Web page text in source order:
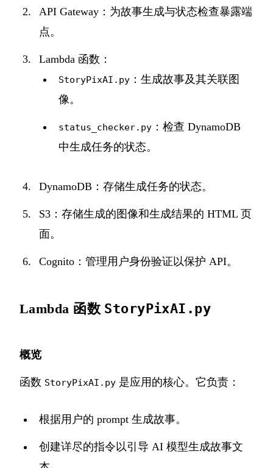
API Gateway：为故事生成与状态检查暴露端
点。
Lambda 函数：
StoryPixAI.py ：生成故事及其关联图
像。
status_checker.py ：检查 DynamoDB
中生成任务的状态。
DynamoDB：存储生成任务的状态。
S3：存储生成的图像和生成结果的 HTML 页
面。
Cognito：管理用户身份验证以保护 API。
Lambda 函数 StoryPixAI.py
概览
函数 StoryPixAI.py 是应用的核心。它负责：
根据用户的 prompt 生成故事。
创建详尽的指令以引导 AI 模型生成故事文